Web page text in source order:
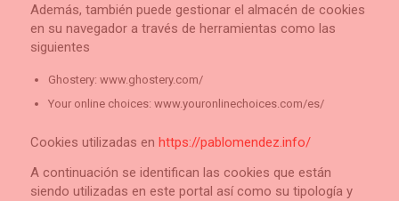
Además, también puede gestionar el almacén de cookies
en su navegador a través de herramientas como las
siguientes
Ghostery: www.ghostery.com/
Your online choices: www.youronlinechoices.com/es/
Cookies utilizadas en https://pablomendez.info/
A continuación se identifican las cookies que están
siendo utilizadas en este portal así como su tipología y